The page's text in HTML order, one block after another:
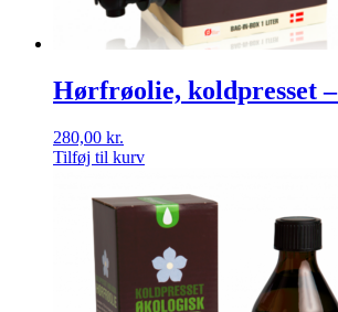
Hørfrøolie, koldpresset
280,00 kr.
Tilføj til kurv